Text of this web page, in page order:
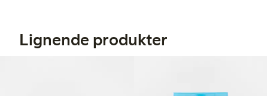
Lignende produkter